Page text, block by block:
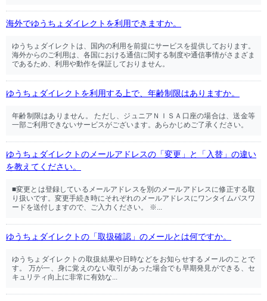
海外でゆうちょダイレクトを利用できますか。
ゆうちょダイレクトは、国内の利用を前提にサービスを提供しております。
海外からのご利用は、各国における通信に関する制度や通信事情がさまざま
であるため、利用や動作を保証しておりません。
ゆうちょダイレクトを利用する上で、年齢制限はありますか。
年齢制限はありません。 ただし、ジュニアＮＩＳＡ口座の場合は、送金等
一部ご利用できないサービスがございます。あらかじめご了承ください。
ゆうちょダイレクトのメールアドレスの「変更」と「入替」の違い
を教えてください。
■変更とは登録しているメールアドレスを別のメールアドレスに修正する取
り扱いです。変更手続き時にそれぞれのメールアドレスにワンタイムパスワ
ードを送付しますので、ご入力ください。 ※...
ゆうちょダイレクトの「取扱確認」のメールとは何ですか。
ゆうちょダイレクトの取扱結果や日時などをお知らせするメールのことで
す。 万が一、身に覚えのない取引があった場合でも早期発見ができる、セ
キュリティ向上に非常に有効な...